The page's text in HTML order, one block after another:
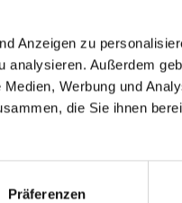
Anzeigen zu
analysieren. Außerdem
Werbung und
die Sie ihnen
Präferenzen
Thema soil monitoring